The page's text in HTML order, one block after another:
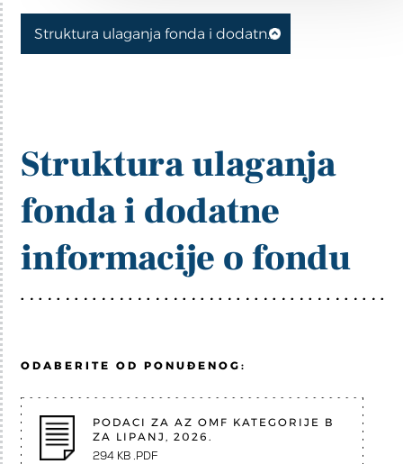
Struktura ulaganja fonda i dodatne informacije o fondu
Struktura ulaganja
fonda i dodatne
informacije o fondu
ODABERITE OD PONUĐENOG:
PODACI ZA AZ OMF KATEGORIJE B
ZA LIPANJ, 2026.
294 KB .PDF